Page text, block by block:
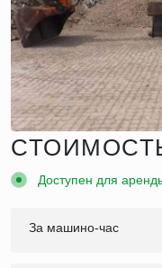
Доступен для
За машино-час